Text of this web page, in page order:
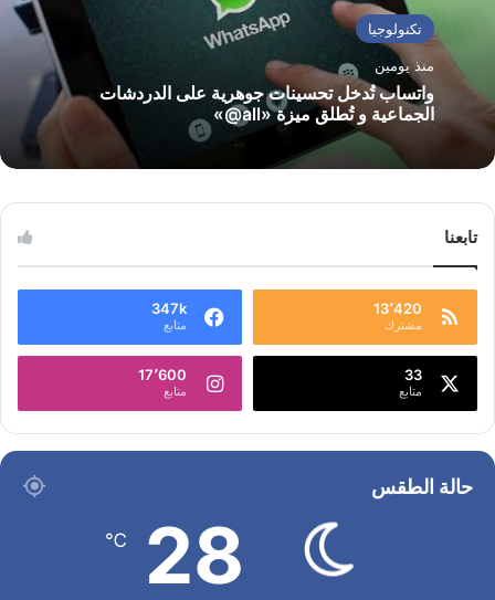
تكنولوجيا
منذ يومين
واتساب تُدخل تحسينات جوهرية على الدردشات
الجماعية و تُطلق ميزة «all@»
تابعنا
13٬420
مشترك
347k
متابع
33
متابع
17٬600
متابع
حالة الطقس
28
℃